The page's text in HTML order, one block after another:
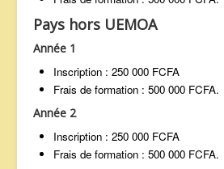
Pays hors UEMOA
Année 1
Inscription : 250 000 FCFA
Frais de formation : 500 000 FCFA.
Année 2
Inscription : 250 000 FCFA
Frais de formation : 500 000 FCFA.